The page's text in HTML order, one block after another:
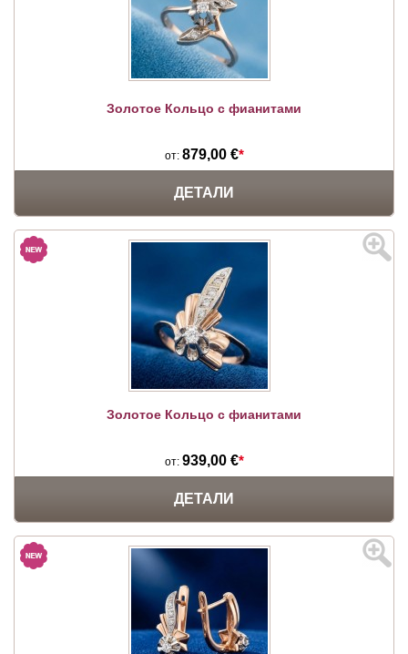
Золотое Кольцо с фианитами
от: 879,00 €*
ДЕТАЛИ
Золотое Кольцо с фианитами
от: 939,00 €*
ДЕТАЛИ